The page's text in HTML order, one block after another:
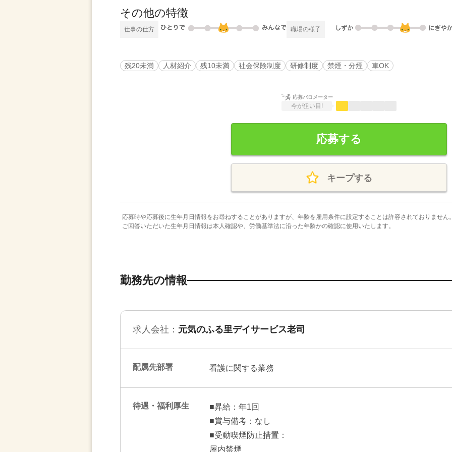
その他の特徴
仕事の仕方 職場の様子
残20未満 人材紹介 残10未満 社会保険制度 研修制度 禁煙・分煙 車OK
応募バロメーター
今が狙い目!
応募する
キープする
応募時や応募後に生年月日情報をお尋ねすることがありますが、年齢を雇用条件に設定することは許容されておりません
ご回答いただいた生年月日情報は本人確認や、労働基準法に沿った年齢かの確認に使用いたします。
勤務先の情報
求人会社： 元気のふる里デイサービス老司
配属先部署 看護に関する業務
待遇・福利厚生
■昇給：年1回
■賞与備考：なし
■受動喫煙防止措置：
屋内禁煙